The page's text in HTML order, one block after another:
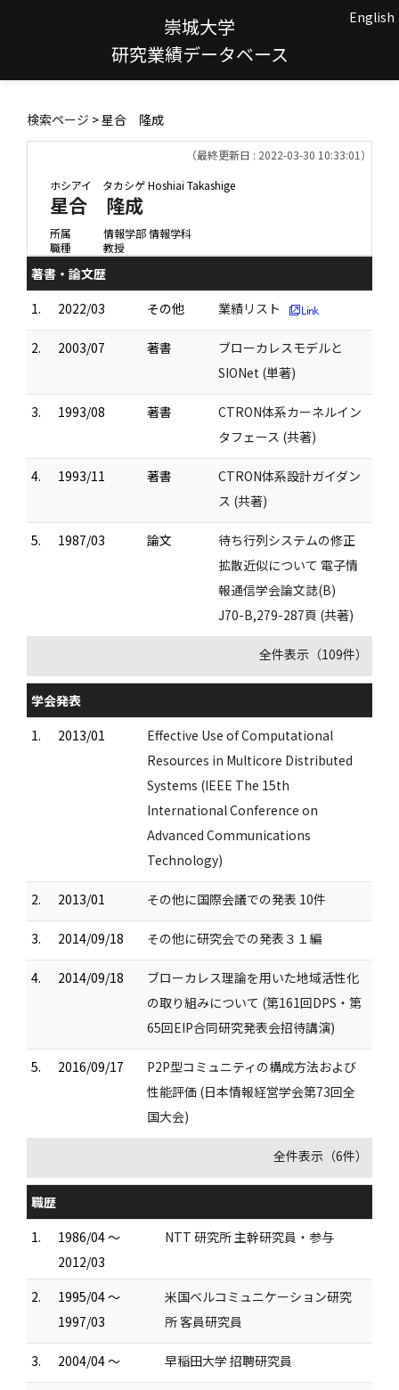
崇城大学
研究業績データベース
English
検索ページ > 星合 隆成
（最終更新日 : 2022-03-30 10:33:01）
ホシアイ タカシゲHoshiai Takashige
星合 隆成
所属
情報学部 情報学科
職種
教授
著書・論文歴
1.
2022/03 その他 業績リスト
2. 2003/07 著書
ブローカレスモデルと
SIONet (単著)
3. 1993/08 著書
CTRON体系カーネルイン
タフェース (共著)
4. 1993/11 著書
CTRON体系設計ガイダン
ス (共著)
5. 1987/03 論文
待ち行列システムの修正
拡散近似について 電子情
報通信学会論文誌(B)
J70-B,279-287頁 (共著)
全件表示（109件）
学会発表
1.
2013/01
Effective Use of Computational
Resources in Multicore Distributed
Systems (IEEE The 15th
International Conference on
Advanced Communications
Technology)
2. 2013/01 その他に国際会議での発表 10件
3. 2014/09/18 その他に研究会での発表３１編
4. 2014/09/18
ブローカレス理論を用いた地域活性化
の取り組みについて (第161回DPS・第
65回EIP合同研究発表会招待講演)
5. 2016/09/17
P2P型コミュニティの構成方法および
性能評価 (日本情報経営学会第73回全
国大会)
全件表示（6件）
職歴
1.
1986/04 ～
2012/03
NTT 研究所 主幹研究員・参与
2.
1995/04 ～
1997/03
米国ベルコミュニケーション研究
所 客員研究員
3. 2004/04 ～ 早稲田大学 招聘研究員